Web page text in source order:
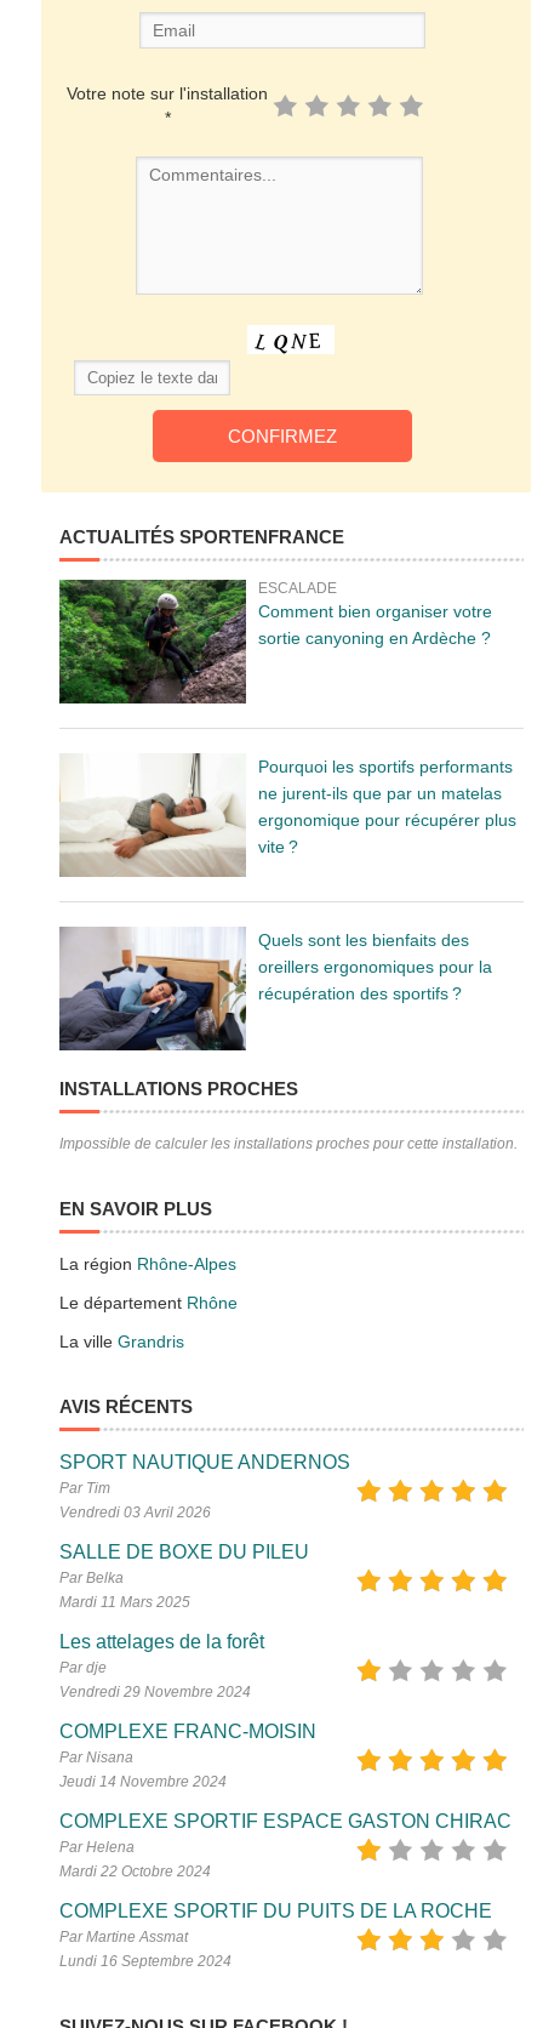
Votre note sur l'installation
*
ACTUALITÉS SPORTENFRANCE
ESCALADE
Comment bien organiser votre
sortie canyoning en Ardèche ?
Pourquoi les sportifs performants
ne jurent-ils que par un matelas
ergonomique pour récupérer plus
vite ?
Quels sont les bienfaits des
oreillers ergonomiques pour la
récupération des sportifs ?
INSTALLATIONS PROCHES
Impossible de calculer les installations proches pour cette installation.
EN SAVOIR PLUS
La région Rhône-Alpes
Le département Rhône
La villeGrandris
AVIS RÉCENTS
SPORT NAUTIQUE ANDERNOS
Par Tim
Vendredi 03 Avril 2026
SALLE DE BOXE DU PILEU
Par Belka
Mardi 11 Mars 2025
Les attelages de la forêt
Par dje
Vendredi 29 Novembre 2024
COMPLEXE FRANC-MOISIN
Par Nisana
Jeudi 14 Novembre 2024
COMPLEXE SPORTIF ESPACE GASTON CHIRAC
Par Helena
Mardi 22 Octobre 2024
COMPLEXE SPORTIF DU PUITS DE LA ROCHE
Par Martine Assmat
Lundi 16 Septembre 2024